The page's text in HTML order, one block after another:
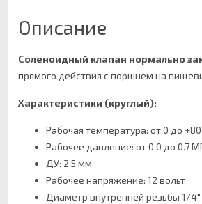
Описание
Соленоидный клапан нормально
прямого действия с поршнем на
Характеристики (круглый):
Рабочая температура: от 0 до +80
Рабочее давление: от 0.0 до 0.7
ДУ: 2.5 мм
Рабочее напряжение: 12 вольт
Диаметр внутренней резьбы 1/4"